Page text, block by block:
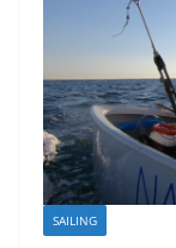
SAILING